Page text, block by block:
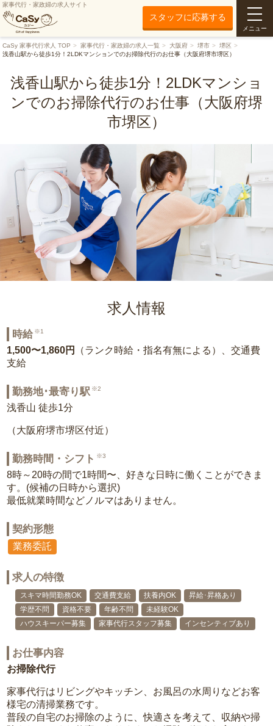
家事代行・家政婦の求人サイト
スタッフに応募する
メニュー
CaSy 家事代行求人 TOP 家事代行・家政婦の求人一覧 大阪府 堺市
堺区
浅香山駅から徒歩1分！2LDKマンションでのお掃除代行のお仕事（大阪府堺市堺区）
浅香山駅から徒歩1分！2LDKマンショ
ンでのお掃除代行のお仕事（大阪府堺
市堺区）
求人情報
時給 ※1
1,500〜1,860円
（ランク時給・指名有無による）、交通費
支給
勤務地･最寄り駅 ※2
浅香山 徒歩1分
（大阪府堺市堺区付近）
勤務時間・シフト ※3
8時～20時の間で1時間〜、好きな日時に働くことができま
す。(候補の日時から選択)
最低就業時間などノルマはありません。
契約形態
業務委託
求人の特徴
スキマ時間勤務OK 交通費支給 扶養内OK
昇給･昇格あり
学歴不問
資格不要 年齢不問
未経験OK
ハウスキーパー募集
家事代行スタッフ募集 インセンティブあり
お仕事内容
お掃除代行
家事代行はリビングやキッチン、お風呂の水周りなどお客
様宅の清掃業務です。
普段の自宅のお掃除のように、快適さを考えて、収納や掃